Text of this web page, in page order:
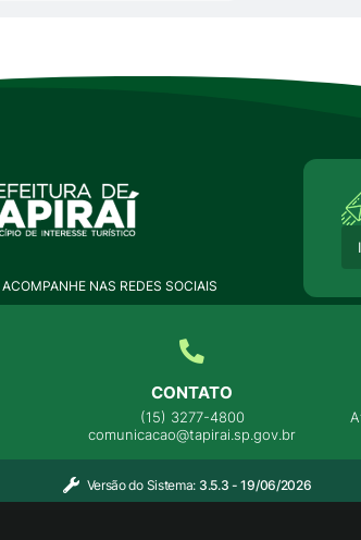
ACOMPANHE NAS REDES SOCIAIS
CONTATO
(15) 3277-4800
comunicacao@tapirai.sp.gov.br
Versão do Sistema: 3.5.3 - 19/06/2026